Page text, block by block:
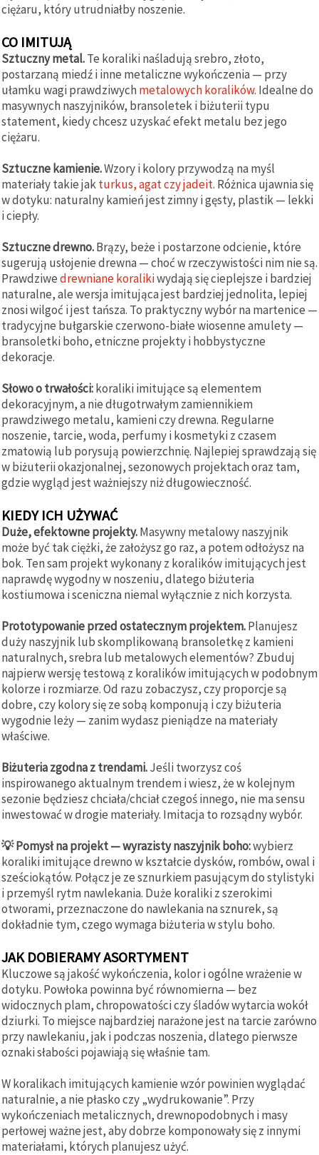
ciężaru, który utrudniałby noszenie.
CO IMITUJĄ
Sztuczny metal.Te koraliki naśladują srebro, złoto,
postarzaną miedź i inne metaliczne wykończenia — przy
ułamku wagi prawdziwych metalowych koralików. Idealne do
masywnych naszyjników, bransoletek i biżuterii typu
statement, kiedy chcesz uzyskać efekt metalu bez jego
ciężaru.
Sztuczne kamienie.Wzory i kolory przywodzą na myśl
materiały takie jakturkus, agat czy jadeit. Różnica ujawnia się
w dotyku: naturalny kamień jest zimny i gęsty, plastik — lekki
i ciepły.
Sztuczne drewno.Brązy, beże i postarzone odcienie, które
sugerują usłojenie drewna — choć w rzeczywistości nim nie są.
Prawdziwedrewniane koralikiwydają się cieplejsze i bardziej
naturalne, ale wersja imitująca jest bardziej jednolita, lepiej
znosi wilgoć i jest tańsza. To praktyczny wybór na martenice —
tradycyjne bułgarskie czerwono-białe wiosenne amulety —
bransoletki boho, etniczne projekty i hobbystyczne
dekoracje.
Słowo o trwałości:koraliki imitujące są elementem
dekoracyjnym, a nie długotrwałym zamiennikiem
prawdziwego metalu, kamieni czy drewna. Regularne
noszenie, tarcie, woda, perfumy i kosmetyki z czasem
zmatowią lub porysują powierzchnię. Najlepiej sprawdzają się
w biżuterii okazjonalnej, sezonowych projektach oraz tam,
gdzie wygląd jest ważniejszy niż długowieczność.
KIEDY ICH UŻYWAĆ
Duże, efektowne projekty.Masywny metalowy naszyjnik
może być tak ciężki, że założysz go raz, a potem odłożysz na
bok. Ten sam projekt wykonany z koralików imitujących jest
naprawdę wygodny w noszeniu, dlatego biżuteria
kostiumowa i sceniczna niemal wyłącznie z nich korzysta.
Prototypowanie przed ostatecznym projektem.Planujesz
duży naszyjnik lub skomplikowaną bransoletkę z kamieni
naturalnych, srebra lub metalowych elementów? Zbuduj
najpierw wersję testową z koralików imitujących w podobnym
kolorze i rozmiarze. Od razu zobaczysz, czy proporcje są
dobre, czy kolory się ze sobą komponują i czy biżuteria
wygodnie leży — zanim wydasz pieniądze na materiały
właściwe.
Biżuteria zgodna z trendami.Jeśli tworzysz coś
inspirowanego aktualnym trendem i wiesz, że w kolejnym
sezonie będziesz chciała/chciał czegoś innego, nie ma sensu
inwestować w drogie materiały. Imitacja to rozsądny wybór.
💡 Pomysł na projekt — wyrazisty naszyjnik boho:wybierz
koraliki imitujące drewno w kształcie dysków, rombów, owal i
sześciokątów. Połącz je ze sznurkiem pasującym do stylistyki
i przemyśl rytm nawlekania. Duże koraliki z szerokimi
otworami, przeznaczone do nawlekania na sznurek, są
dokładnie tym, czego wymaga biżuteria w stylu boho.
JAK DOBIERAMY ASORTYMENT
Kluczowe są jakość wykończenia, kolor i ogólne wrażenie w
dotyku. Powłoka powinna być równomierna — bez
widocznych plam, chropowatości czy śladów wytarcia wokół
dziurki. To miejsce najbardziej narażone jest na tarcie zarówno
przy nawlekaniu, jak i podczas noszenia, dlatego pierwsze
oznaki słabości pojawiają się właśnie tam.
W koralikach imitujących kamienie wzór powinien wyglądać
naturalnie, a nie płasko czy „wydrukowanie”. Przy
wykończeniach metalicznych, drewnopodobnych i masy
perłowej ważne jest, aby dobrze komponowały się z innymi
materiałami, których planujesz użyć.